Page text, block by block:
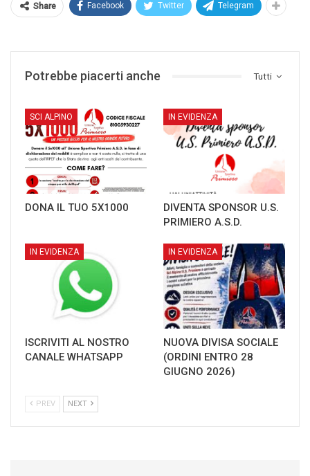
Share Facebook Twitter Telegram
Tutti
Potrebbe piacerti anche
SCI ALPINO
DONA IL TUO 5X1000
IN EVIDENZA
DIVENTA SPONSOR U.S.
PRIMIERO A.S.D.
IN EVIDENZA
ISCRIVITI AL NOSTRO
CANALE WHATSAPP
IN EVIDENZA
NUOVA DIVISA SOCIALE
(ORDINI ENTRO 28
GIUGNO 2026)
PREV NEXT